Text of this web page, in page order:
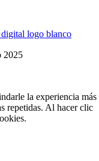
2025
la experiencia más
repetidas. Al hacer clic